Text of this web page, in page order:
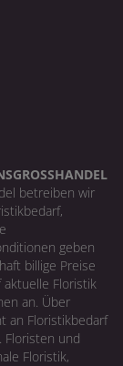
betreiben wir
geben
billige Preise
Floristik
an. Über
an Floristikbedarf
Floristen und
Floristik,